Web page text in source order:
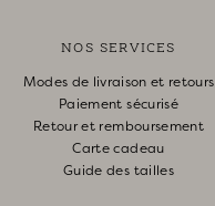
NOS SERVICES
Modes de livraison et retours
Paiement sécurisé
Retour et remboursement
Carte cadeau
Guide des tailles